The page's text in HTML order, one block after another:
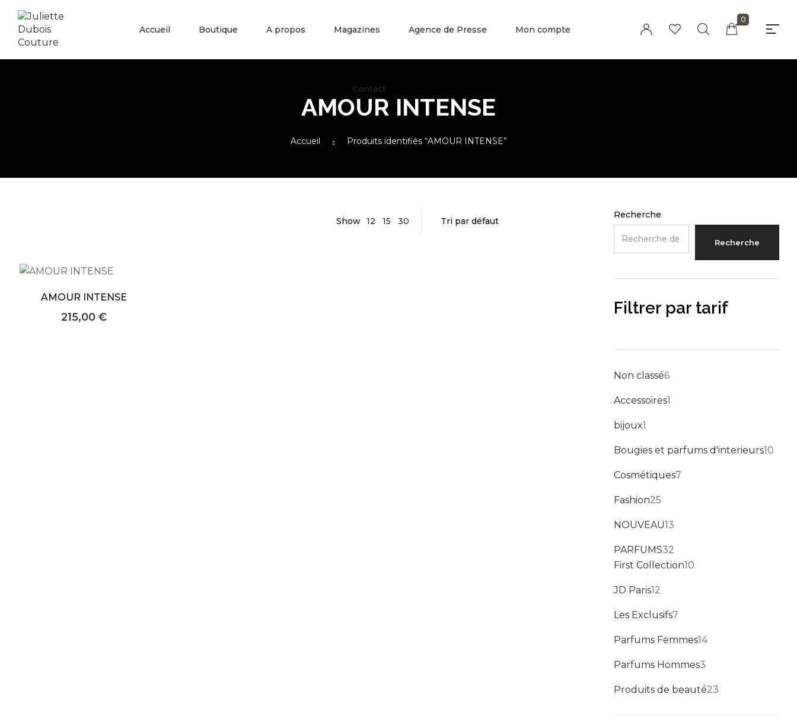
About Envato
Community
Blog
Accueil Boutique A propos Magazines Agence de Presse Mon compte
Contact
0
AMOUR INTENSE
Accueil Produits identifiés “AMOUR INTENSE”
Show 12 15 30
AMOUR INTENSE
215,00 €
Recherche
Recherche
Filtrer par tarif
Non classé6
Accessoires1
bijoux1
Bougies et parfums d'interieurs10
Cosmétiques7
Fashion25
NOUVEAU13
PARFUMS32
First Collection10
JD Paris12
Les Exclusifs7
Parfums Femmes14
Parfums Hommes3
Produits de beauté23